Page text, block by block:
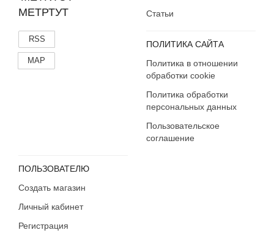
МЕТРТУТ
RSS
MAP
Статьи
ПОЛИТИКА САЙТА
Политика в отношении
обработки cookie
Политика обработки
персональных данных
Пользовательское
соглашение
ПОЛЬЗОВАТЕЛЮ
Создать магазин
Личный кабинет
Регистрация